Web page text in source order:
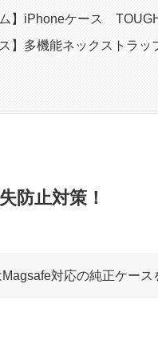
ム】iPhoneケース
ス】多機能ネックストラ
防止対策！
対応の純正ケース